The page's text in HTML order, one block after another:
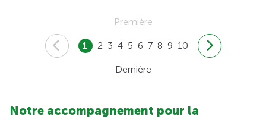
Première
1 2 3 4 5 6 7 8 9 10
Dernière
Notre accompagnement pour la